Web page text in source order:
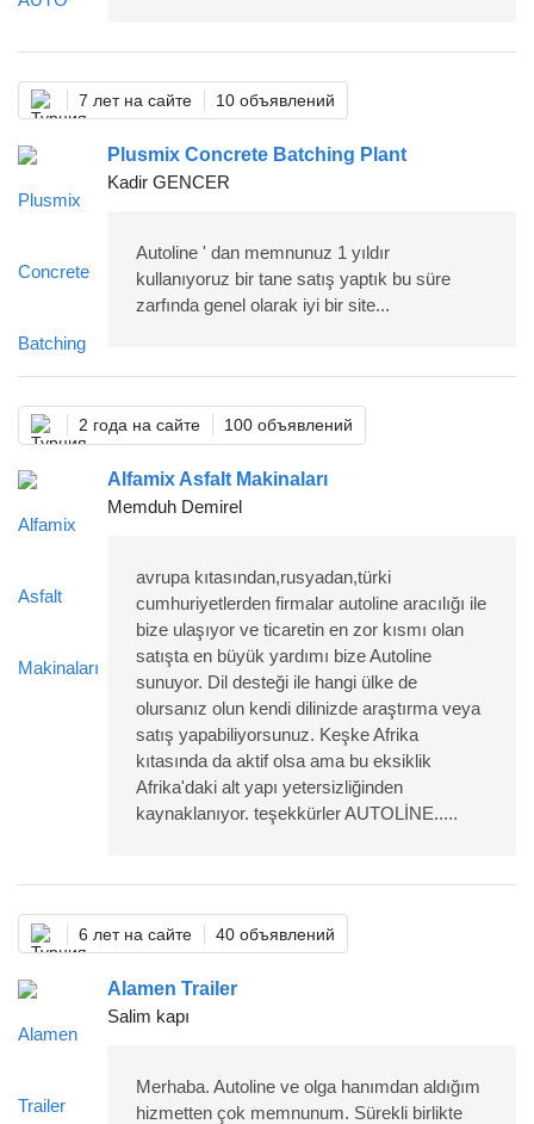
7 лет на сайте 10 объявлений
Plusmix Concrete Batching Plant
Kadir GENCER
Autoline ' dan memnunuz 1 yıldır
kullanıyoruz bir tane satış yaptık bu süre
zarfında genel olarak iyi bir site...
2 года на сайте 100 объявлений
Alfamix Asfalt Makinaları
Memduh Demirel
avrupa kıtasından,rusyadan,türki
cumhuriyetlerden firmalar autoline aracılığı ile
bize ulaşıyor ve ticaretin en zor kısmı olan
satışta en büyük yardımı bize Autoline
sunuyor. Dil desteği ile hangi ülke de
olursanız olun kendi dilinizde araştırma veya
satış yapabiliyorsunuz. Keşke Afrika
kıtasında da aktif olsa ama bu eksiklik
Afrika'daki alt yapı yetersizliğinden
kaynaklanıyor. teşekkürler AUTOLİNE.....
6 лет на сайте 40 объявлений
Alamen Trailer
Salim kapı
Merhaba. Autoline ve olga hanımdan aldığım
hizmetten çok memnunum. Sürekli birlikte